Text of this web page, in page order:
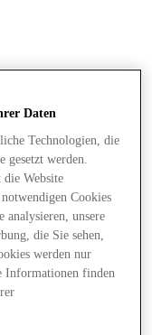
Daten
Technologien, die
werden.
Website
Cookies
analysieren, unsere
die Sie sehen,
werden nur
Informationen finden